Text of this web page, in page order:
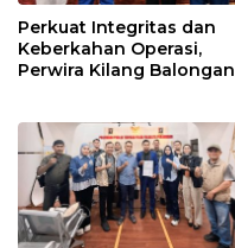
Perkuat Integritas dan
Keberkahan Operasi,
Perwira Kilang Balongan